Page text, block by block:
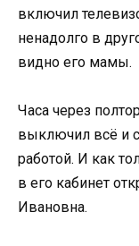
включил
ненадолго в
видно его мамы.
Часа через
выключил всё и
работой. И как
в его кабинет
Ивановна.